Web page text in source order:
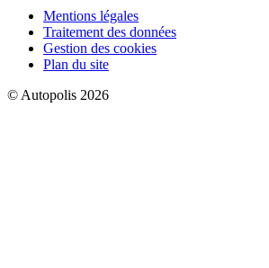
Mentions légales
Traitement des données
Gestion des cookies
Plan du site
© Autopolis 2026